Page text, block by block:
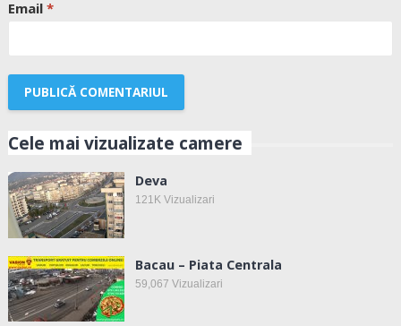
Email *
Cele mai vizualizate camere
Deva
121KVizualizari
Bacau – Piata Centrala
59,067 Vizualizari